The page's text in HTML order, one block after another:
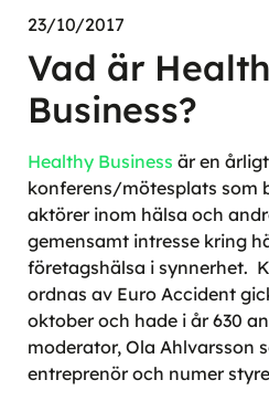
23/10/2017
Vad är
Business?
Healthy Business är en
konferens/mötesplats som
aktörer inom hälsa och
gemensamt intresse kring
företagshälsa i synnerhet.
ordnas av Euro Accident
oktober och hade i år 630
moderator, Ola Ahlvarsson
entreprenör och numer